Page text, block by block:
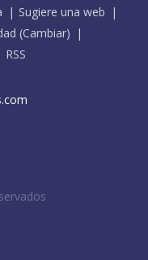
Sugiere una web
(Cambiar)
RSS